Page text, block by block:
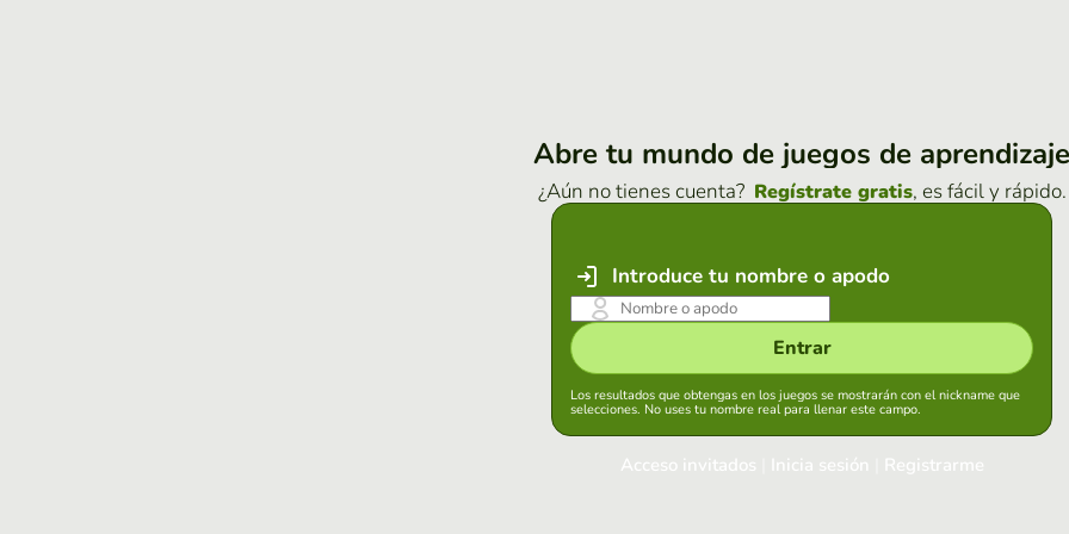
Abre tu mundo de juegos de aprendizaje
¿Aún no tienes cuenta? Regístrate gratis, es fácil y rápido.
Introduce tu nombre o apodo
Entrar
Los resultados que obtengas en los juegos se mostrarán con el nickname que
selecciones. No uses tu nombre real para llenar este campo.
Acceso invitados Inicia sesión Registrarme